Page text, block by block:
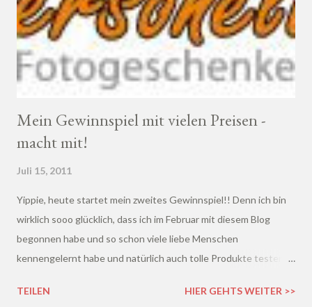
Mein Gewinnspiel mit vielen Preisen -
macht mit!
Juli 15, 2011
Yippie, heute startet mein zweites Gewinnspiel!! Denn ich bin
wirklich sooo glücklich, dass ich im Februar mit diesem Blog
begonnen habe und so schon viele liebe Menschen
kennengelernt habe und natürlich auch tolle Produkte testen
Leser habe und über 20.000 Seitenaufrufe. Nun aber zum
TEILEN HIER GEHTS WEITER >>